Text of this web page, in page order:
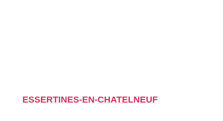
ESSERTINES-EN-CHATELNEUF